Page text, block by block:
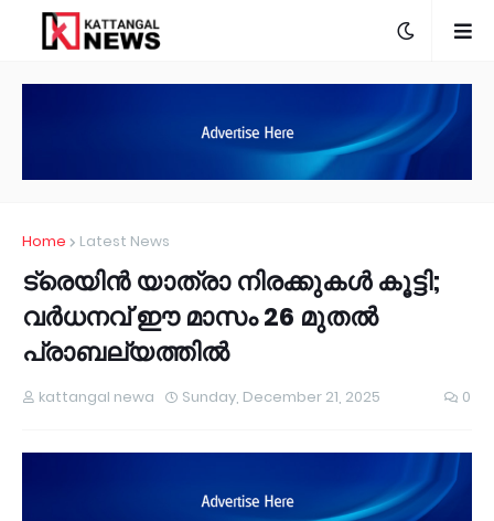
Home Latest News
ട്രെയിന്‍ യാത്രാ നിരക്കുകള്‍ കൂട്ടി;
വര്‍ധനവ് ഈ മാസം 26 മുതല്‍
പ്രാബല്യത്തിൽ
kattangal newa Sunday, December 21, 2025 0